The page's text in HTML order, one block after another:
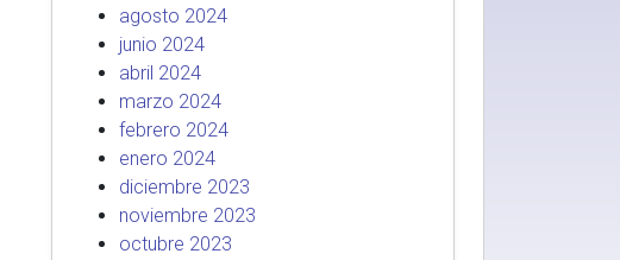
agosto 2024
junio 2024
abril 2024
marzo 2024
febrero 2024
enero 2024
diciembre 2023
noviembre 2023
octubre 2023